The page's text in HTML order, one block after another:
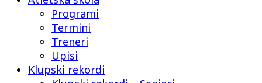
Programi
Termini
Treneri
Upisi
Klupski rekordi